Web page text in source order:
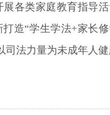
各类家庭教育指导
造“学生学法+家长
法力量为未成年人健